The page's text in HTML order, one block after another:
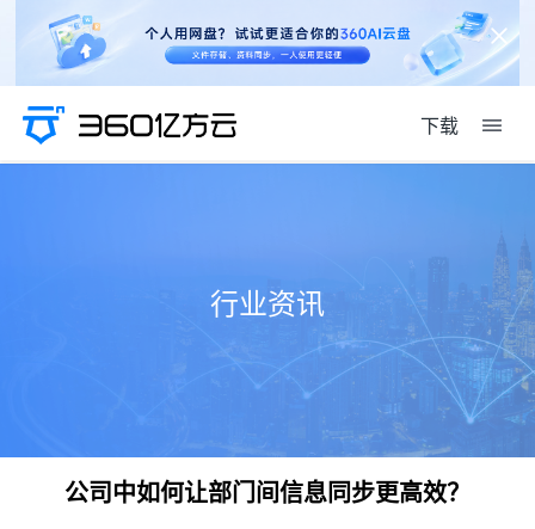
下载
行业资讯
公司中如何让部门间信息同步更高效？